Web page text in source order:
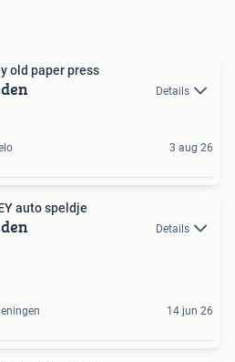
old paper press
Details
3 aug 26
auto speldje
Details
14 jun 26